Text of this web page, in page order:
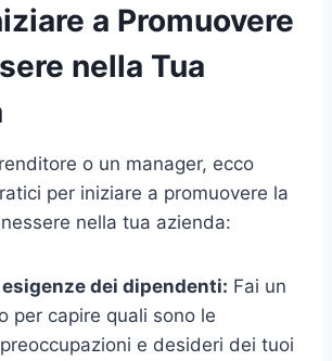
a Promuovere
nella Tua
o un manager, ecco
per iniziare a promuovere la
nella tua azienda:
dei dipendenti: Fai un
per capire quali sono le
e desideri dei tuoi